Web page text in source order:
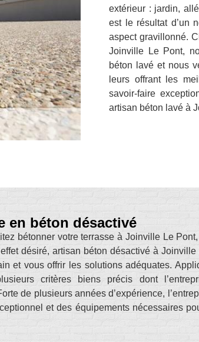
extérieur : jardin,
est le résultat d’un
aspect gravillonné.
Joinville Le Pont,
béton lavé et nous
leurs offrant les
savoir-faire
artisan béton lavé à
en béton désactivé
bétonner votre terrasse à Joinville Le
désiré, artisan béton désactivé à
et vous offrir les solutions adéquates.
critères biens précis dont
de plusieurs années d’expérience,
et des équipements nécessaires